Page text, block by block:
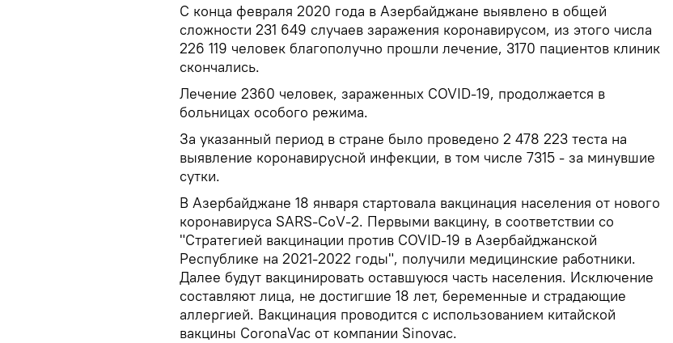
С конца февраля 2020 года в Азербайджане выявлено в общей
сложности 231 649 случаев заражения коронавирусом, из этого числа
226 119 человек благополучно прошли лечение, 3170 пациентов клиник
скончались.
Лечение 2360 человек, зараженных COVID-19, продолжается в
больницах особого режима.
За указанный период в стране было проведено 2 478 223 теста на
выявление коронавирусной инфекции, в том числе 7315 - за минувшие
сутки.
В Азербайджане 18 января стартовала вакцинация населения от нового
коронавируса SARS-CoV-2. Первыми вакцину, в соответствии со
"Стратегией вакцинации против COVID-19 в Азербайджанской
Республике на 2021-2022 годы", получили медицинские работники.
Далее будут вакцинировать оставшуюся часть населения. Исключение
составляют лица, не достигшие 18 лет, беременные и страдающие
аллергией. Вакцинация проводится с использованием китайской
вакцины CoronaVac от компании Sinovac.